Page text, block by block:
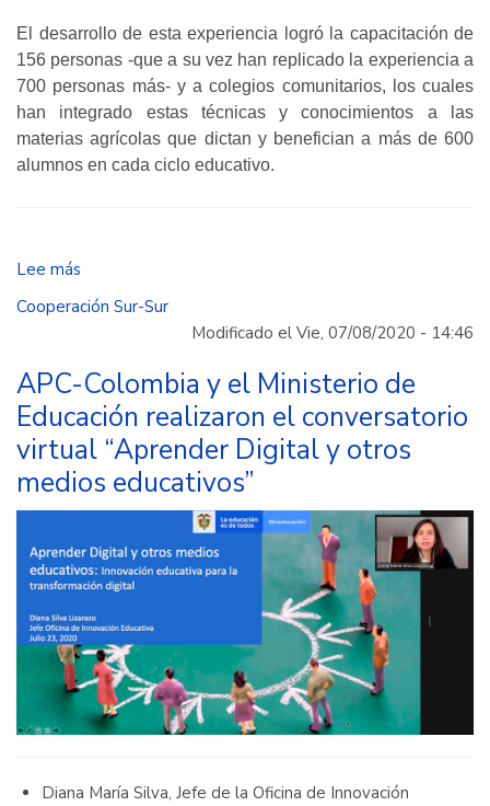
El desarrollo de esta experiencia logró la capacitación de
156 personas -que a su vez han replicado la experiencia a
700 personas más- y a colegios comunitarios, los cuales
han integrado estas técnicas y conocimientos a las
materias agrícolas que dictan y benefician a más de 600
alumnos en cada ciclo educativo.
Lee más
Buenas
exporta
La
Guajira
Cooperación Sur-Sur
Modificado el Vie, 07/08/2020 - 14:46
APC-Colombia y el Ministerio de
Educación realizaron el conversatorio
virtual “Aprender Digital y otros
medios educativos”
Diana María Silva, Jefe de la Oficina de Innovación